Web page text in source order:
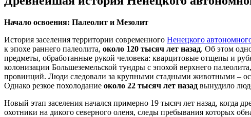
Начало освоения: Палеолит и Мезолит
История заселения территории современного Ненецкого
к эпохе раннего палеолита, около 120 тысяч лет назад. Об этом
предметы, обработанные рукой человека: кварцитовые отщепы и
колонизации Большеземельской тундры с эпохой верхнего
провинций. Люди следовали за крупными стадными животными –
Однако резкое похолодание около 22 тысяч лет назад вынудило
Новый этап заселения начался примерно 19 тысяч лет назад, когда
охотники на дикого северного оленя, следы пребывания которых